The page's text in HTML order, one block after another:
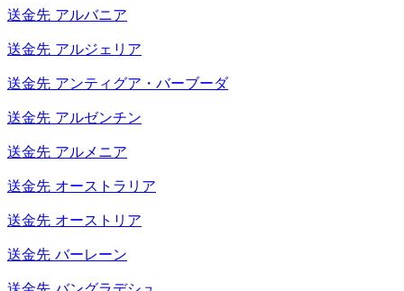
送金先 アルバニア
送金先 アルジェリア
送金先 アンティグア・バーブーダ
送金先 アルゼンチン
送金先 アルメニア
送金先 オーストラリア
送金先 オーストリア
送金先 バーレーン